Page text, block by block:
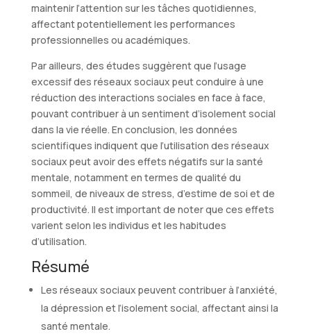
maintenir l’attention sur les tâches quotidiennes,
affectant potentiellement les performances
professionnelles ou académiques.
Par ailleurs, des études suggèrent que l’usage
excessif des réseaux sociaux peut conduire à une
réduction des interactions sociales en face à face,
pouvant contribuer à un sentiment d’isolement social
dans la vie réelle. En conclusion, les données
scientifiques indiquent que l’utilisation des réseaux
sociaux peut avoir des effets négatifs sur la santé
mentale, notamment en termes de qualité du
sommeil, de niveaux de stress, d’estime de soi et de
productivité. Il est important de noter que ces effets
varient selon les individus et les habitudes
d’utilisation.
Résumé
Les réseaux sociaux peuvent contribuer à l’anxiété,
la dépression et l’isolement social, affectant ainsi la
santé mentale.